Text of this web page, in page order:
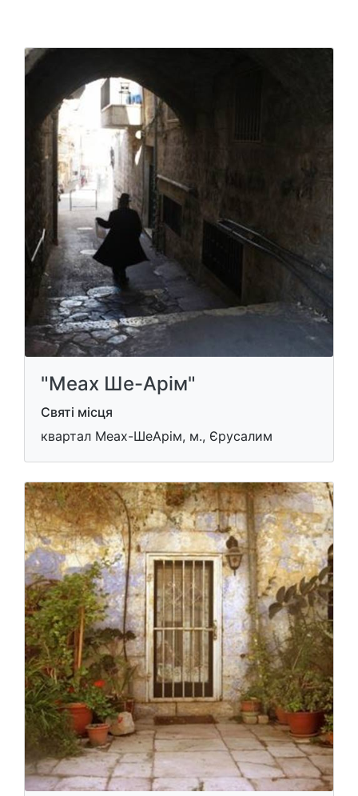
"Меах Ше-Арім"
Святі місця
квартал Меах-ШеАрім, м., Єрусалим